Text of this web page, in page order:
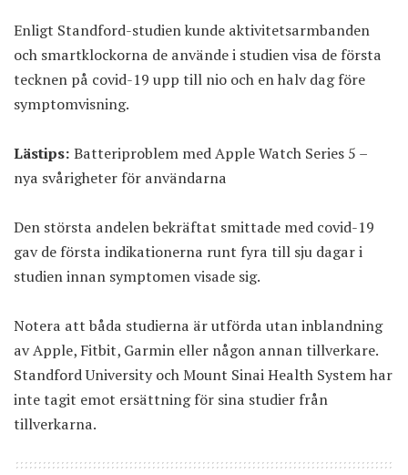
Enligt Standford-studien kunde aktivitetsarmbanden
och smartklockorna de använde i studien visa de första
tecknen på covid-19 upp till nio och en halv dag före
symptomvisning.
Lästips: Batteriproblem med Apple Watch Series 5 –
nya svårigheter för användarna
Den största andelen bekräftat smittade med covid-19
gav de första indikationerna runt fyra till sju dagar i
studien innan symptomen visade sig.
Notera att båda studierna är utförda utan inblandning
av Apple, Fitbit, Garmin eller någon annan tillverkare.
Standford University och Mount Sinai Health System har
inte tagit emot ersättning för sina studier från
tillverkarna.